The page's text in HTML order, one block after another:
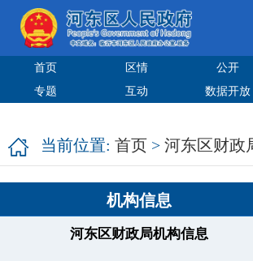
首页 区情 公开
专题
互动 数据开放
当前位置: 首页 > 河东区财政
机构信息
河东区财政局机构信息